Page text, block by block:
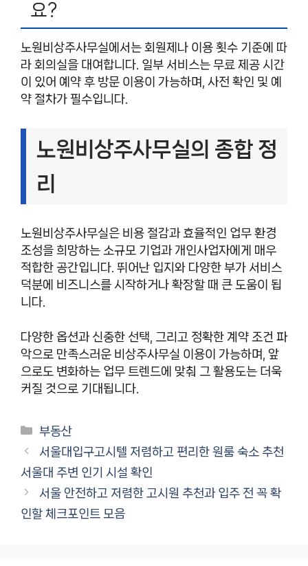
요?
노원비상주사무실에서는 회원제나 이용 횟수 기준에 따
라 회의실을 대여합니다. 일부 서비스는 무료 제공 시간
이 있어 예약 후 방문 이용이 가능하며, 사전 확인 및 예
약 절차가 필수입니다.
노원비상주사무실의 종합 정
리
노원비상주사무실은 비용 절감과 효율적인 업무 환경
조성을 희망하는 소규모 기업과 개인사업자에게 매우
적합한 공간입니다. 뛰어난 입지와 다양한 부가 서비스
덕분에 비즈니스를 시작하거나 확장할 때 큰 도움이 됩
니다.
다양한 옵션과 신중한 선택, 그리고 정확한 계약 조건 파
악으로 만족스러운 비상주사무실 이용이 가능하며, 앞
으로도 변화하는 업무 트렌드에 맞춰 그 활용도는 더욱
커질 것으로 기대됩니다.
카
테
리
부동산
서울대입구고시텔 저렴하고 편리한 원룸 숙소 추천
서울대 주변 인기 시설 확인
서울 안전하고 저렴한 고시원 추천과 입주 전 꼭 확
인할 체크포인트 모음